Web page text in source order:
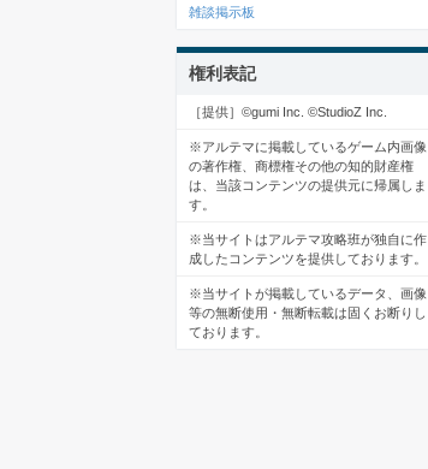
雑談掲示板
権利表記
［提供］©gumi Inc. ©StudioZ Inc.
※アルテマに掲載しているゲーム内画像
の著作権、商標権その他の知的財産権
は、当該コンテンツの提供元に帰属しま
す。
※当サイトはアルテマ攻略班が独自に作
成したコンテンツを提供しております。
※当サイトが掲載しているデータ、画像
等の無断使用・無断転載は固くお断りし
ております。